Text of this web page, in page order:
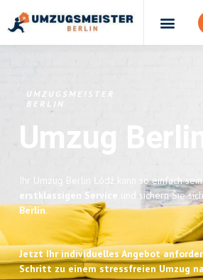
UMZUGSMEISTER
BERLIN
Umzug Berlin
Ihr Umzug Berlin Łódź kann so einfach
erstklassigen Service
und sichern Sie
Berlin.
Jetzt Ihr individuelles Angebot
Schritt zu einem stressfreien Umzug